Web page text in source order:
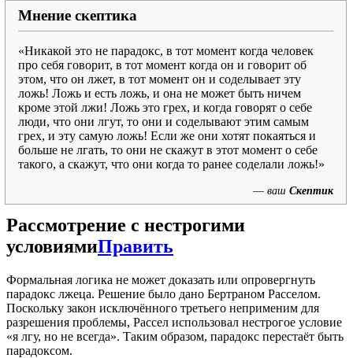
Мнение скептика
«Никакой это не парадокс, в тот момент когда человек
про себя говорит, в тот момент когда он и говорит об
этом, что он лжет, в тот момент он и соделывает эту
ложь! Ложь и есть ложь, и она не может быть ничем
кроме этой лжи! Ложь это грех, и когда говорят о себе
люди, что они лгут, то они и соделывают этим самым
грех, и эту самую ложь! Если же они хотят покаяться и
больше не лгать, то они не скажут в этот момент о себе
такого, а скажут, что они когда то ранее соделали ложь!»
— ваш Скептик
Рассмотрение с нестрогими
условиямиПравить
Формальная логика не может доказать или опровергнуть
парадокс лжеца. Решение было дано Бертраном Расселом.
Поскольку закон исключённого третьего неприменим для
разрешения проблемы, Рассел использовал нестрогое условие
«я лгу, но не всегда». Таким образом, парадокс перестаёт быть
парадоксом.